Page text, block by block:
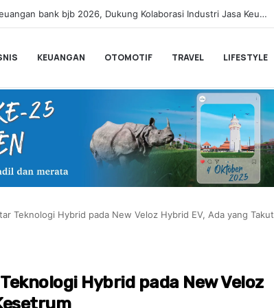
Dinilai Masih Rendah Saat MTQ, Puluhan Kafilah Kaligrafi Dibekali ke Lemka Sukabumi
KEUANGAN OTOMOTIF TRAVEL LIFESTYLE
Teknologi Hybrid pada New Veloz Hybrid EV, Ada yang Takut
Hybrid pada New Veloz